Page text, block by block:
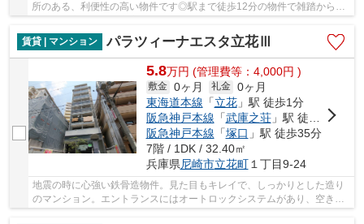
所のある、利便性の高い物件です◎駅まで徒歩12分の物件で雑踏から少
賃貸 | マンション
パラツィーナエスタ立花Ⅲ
5.8万円 (管理費等：4,000円 )
敷金 0ヶ月 礼金 0ヶ月
東海道本線 「立花」駅 徒歩1分
阪急神戸本線 「武庫之荘」駅 徒歩25分
阪急神戸本線 「塚口 」駅 徒歩35分
7階 / 1DK / 32.40㎡
兵庫県尼崎市立花町１丁目9-24
地震の時に心強い鉄骨造物件。見た目もキレイで、しっかりとした造り
のマンション。エントランスにはオートロックシステムがあり、空き巣